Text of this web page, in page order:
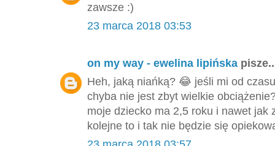
zawsze :)
23 marca 2018 03:53
on my way - ewelina lipińska
Heh, jaką niańką? 😂 jeśli mi od
chyba nie jest zbyt wielkie
moje dziecko ma 2,5 roku i nawet jak
kolejne to i tak nie będzie się